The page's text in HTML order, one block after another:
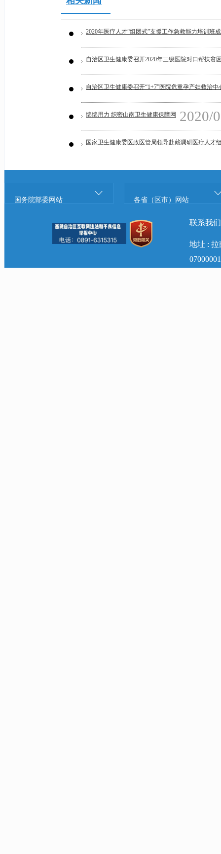
2020年医疗人才“组团式”支援工作急救能力培训班
自治区卫生健康委召开2020年三级医院对口帮扶贫
自治区卫生健康委召开“1+7”医院危重孕产妇救治
绵绵用力 织密山南卫生健康保障网 2020/
国家卫生健康委医政医管局领导赴藏调研医疗人才
国务院部委网站 各省（区市）网站
联系我们
地址 :